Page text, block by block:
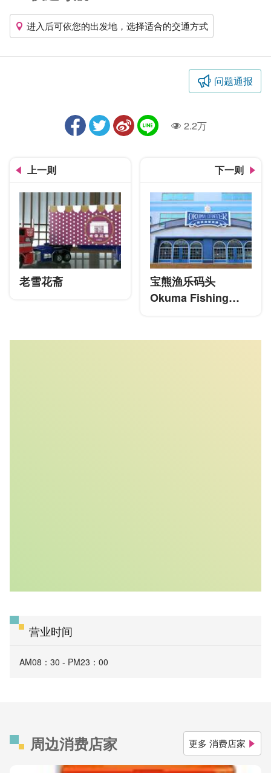
进入后可依您的出发地，选择适合的交通方式
问题通报
人气2.2万
上一则
老雪花斋
下一则
宝熊渔乐码头
Okuma Fishing
营业时间
AM08：30 - PM23：00
周边消费店家 更多 消费店家